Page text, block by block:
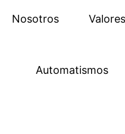
Nosotros Valores
Automatismos